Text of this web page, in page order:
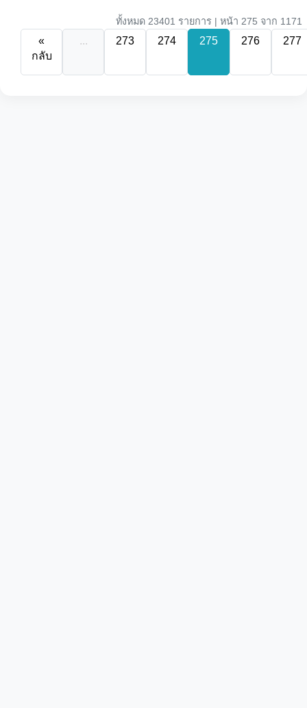
ทั้งหมด 23401 รายการ | หน้า 275 จาก 1171
«
กลับ
... 273 274 275 276 277